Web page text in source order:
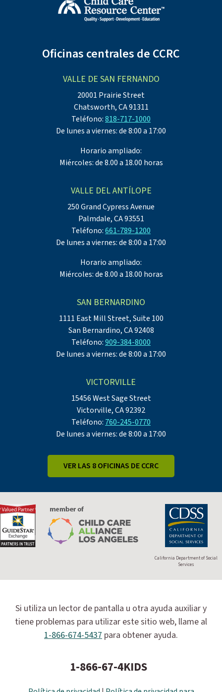
Oficinas centrales de CCRC
VALLE DE SAN FERNANDO
20001 Prairie Street
Chatsworth, CA 91311
Teléfono:818-717-1000
De lunes a viernes: de 8:00 a 17:00
Horario ampliado:
Miércoles: de 8.00 a 18.00 horas
VALLE DEL ANTÍLOPE
250 Grand Cypress Avenue
Palmdale, CA 93551
Teléfono:661-789-1200
De lunes a viernes: de 8:00 a 17:00
Horario ampliado:
Miércoles: de 8.00 a 18.00 horas
SAN BERNARDINO
1111 East Mill Street, Suite 100
San Bernardino, CA 92408
Teléfono:909-384-8000
De lunes a viernes: de 8:00 a 17:00
VICTORVILLE
15456 West Sage Street
Victorville, CA 92392
Teléfono: 760-245-0770
De lunes a viernes: de 8:00 a 17:00
VER LAS 8 OFICINAS DE CCRC
California Department of Social
Services
Si utiliza un lector de pantalla u otra ayuda auxiliar y
tiene problemas para utilizar este sitio web, llame al
1-866-674-5437 para obtener ayuda.
1-866-67-4KIDS